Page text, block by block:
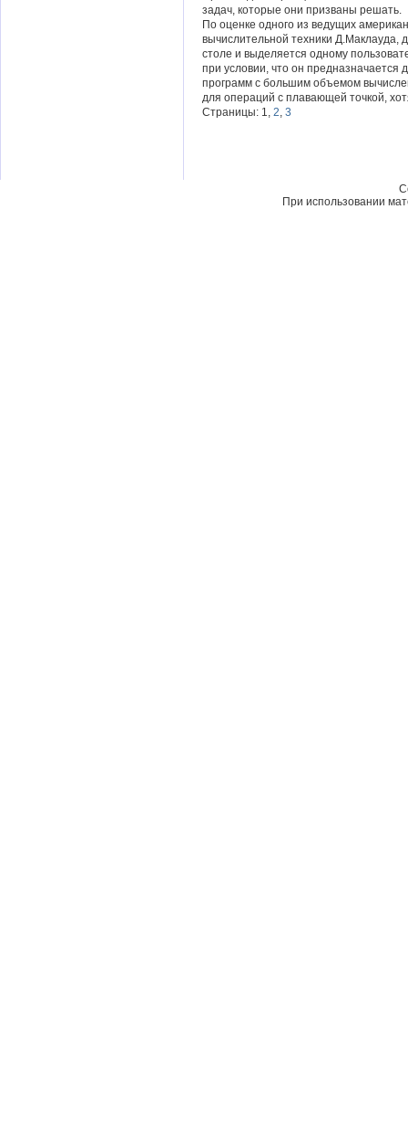
задач, которые они призваны решать.
По оценке одного из ведущих
вычислительной техники Д.Маклауда,
столе и выделяется одному
при условии, что он предназначается
программ с большим объемом
для операций с плавающей точкой,
Страницы: 1, 2, 3
При использовании